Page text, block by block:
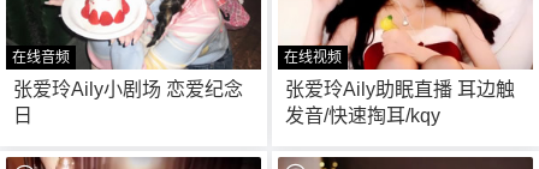
在线音频
27张爱玲Aily小剧场 恋爱纪念
日
在线视频
63张爱玲Aily助眠直播 耳边触
发音/快速掏耳/kqy